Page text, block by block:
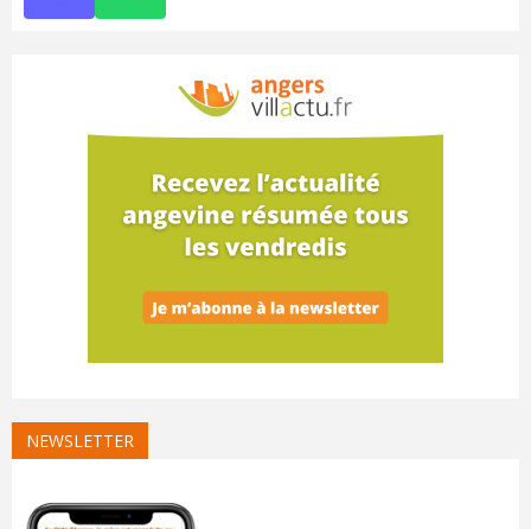
NEWSLETTER